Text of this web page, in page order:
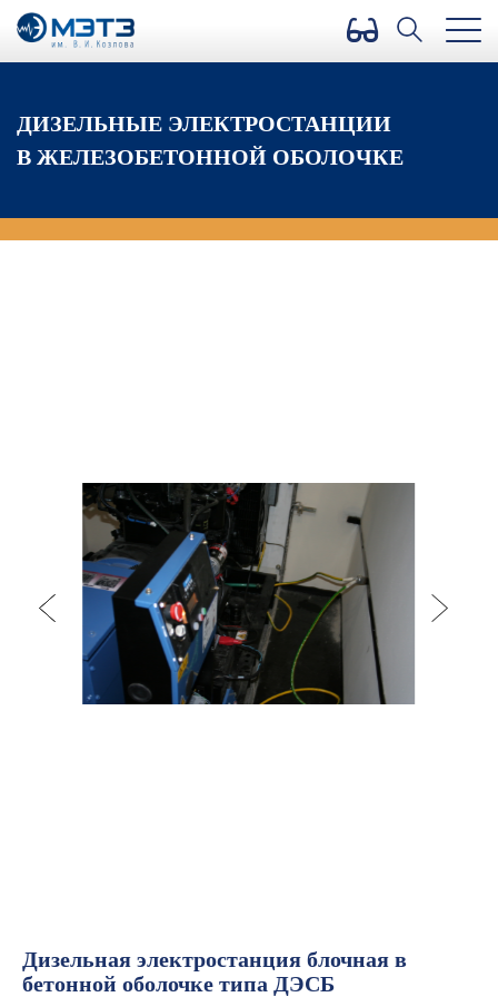
Версия для слабовидящих
ДИЗЕЛЬНЫЕ ЭЛЕКТРОСТАНЦИИ
В ЖЕЛЕЗОБЕТОННОЙ ОБОЛОЧКЕ
Дизельная электростанция блочная в
бетонной оболочке типа ДЭСБ